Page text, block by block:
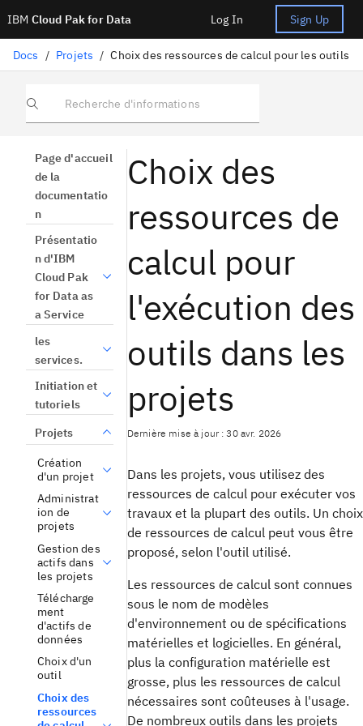
IBM Cloud Pak for Data Log In Sign Up
Docs / Projets / Choix des ressources de calcul pour les outils
Recherche d'informations
Page d'accueil
de la
documentatio
n
Présentatio
n d'IBM
Cloud Pak
for Data as
a Service
les
services.
Initiation et
tutoriels
Projets
Création
d'un projet
Administrat
ion de
projets
Gestion des
actifs dans
les projets
Télécharge
ment
d'actifs de
données
Choix d'un
outil
Choix des
ressources
Choix des
ressources de
calcul pour
l'exécution des
outils dans les
projets
Dernière mise à jour : 30 avr. 2026
Dans les projets, vous utilisez des
ressources de calcul pour exécuter vos
travaux et la plupart des outils. Un choix
de ressources de calcul peut vous être
proposé, selon l'outil utilisé.
Les ressources de calcul sont connues
sous le nom de modèles
d'environnement ou de spécifications
matérielles et logicielles. En général,
plus la configuration matérielle est
grosse, plus les ressources de calcul
nécessaires sont coûteuses à l'usage.
De nombreux outils dans les projets